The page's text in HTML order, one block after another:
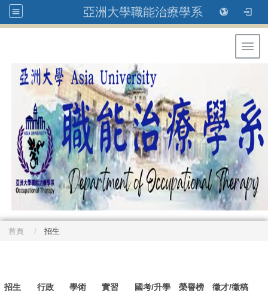
亞洲大學職能治療學系
首頁 招生
招生 行政 學術 實習 國考/升學 榮譽榜 徵才/徵稿